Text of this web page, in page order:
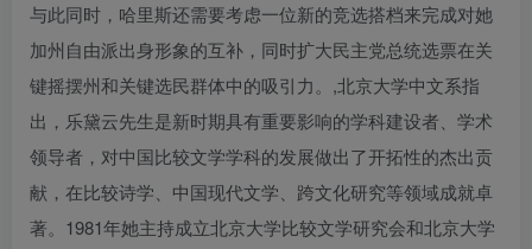
与此同时，哈里斯还需要考虑一位新的竞选搭档来完成对她
加州自由派出身形象的互补，同时扩大民主党总统选票在关
键摇摆州和关键选民群体中的吸引力。,北京大学中文系指
出，乐黛云先生是新时期具有重要影响的学科建设者、学术
领导者，对中国比较文学学科的发展做出了开拓性的杰出贡
献，在比较诗学、中国现代文学、跨文化研究等领域成就卓
著。1981年她主持成立北京大学比较文学研究会和北京大学